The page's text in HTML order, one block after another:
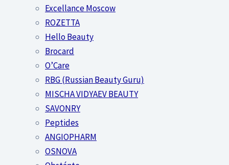
Excellance Moscow
ROZETTA
Hello Beauty
Brocard
O’Care
RBG (Russian Beauty Guru)
MISCHA VIDYAEV BEAUTY
SAVONRY
Peptides
ANGIOPHARM
OSNOVA